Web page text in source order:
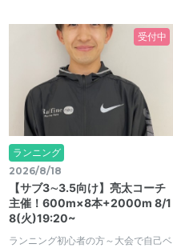
受付中
ランニング
2026/8/18
【サブ3∼3.5向け】亮太コーチ
主催！600m×8本+2000m 8/1
8(火)19:20~
ランニング初心者の方～大会で自己ベ